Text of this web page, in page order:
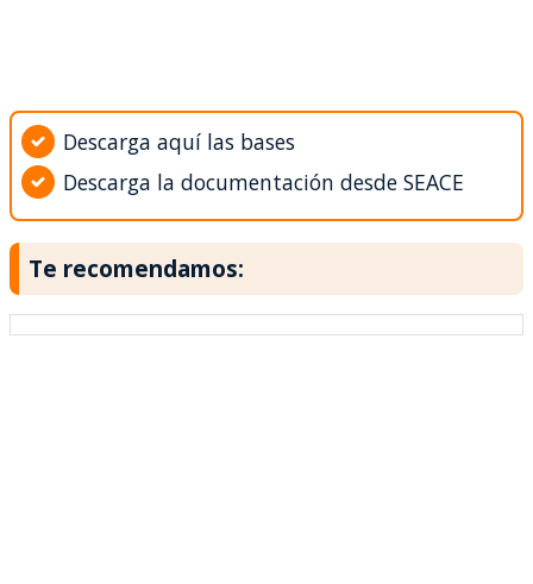
Descarga aquí las bases
Descarga la documentación desde SEACE
Te recomendamos: